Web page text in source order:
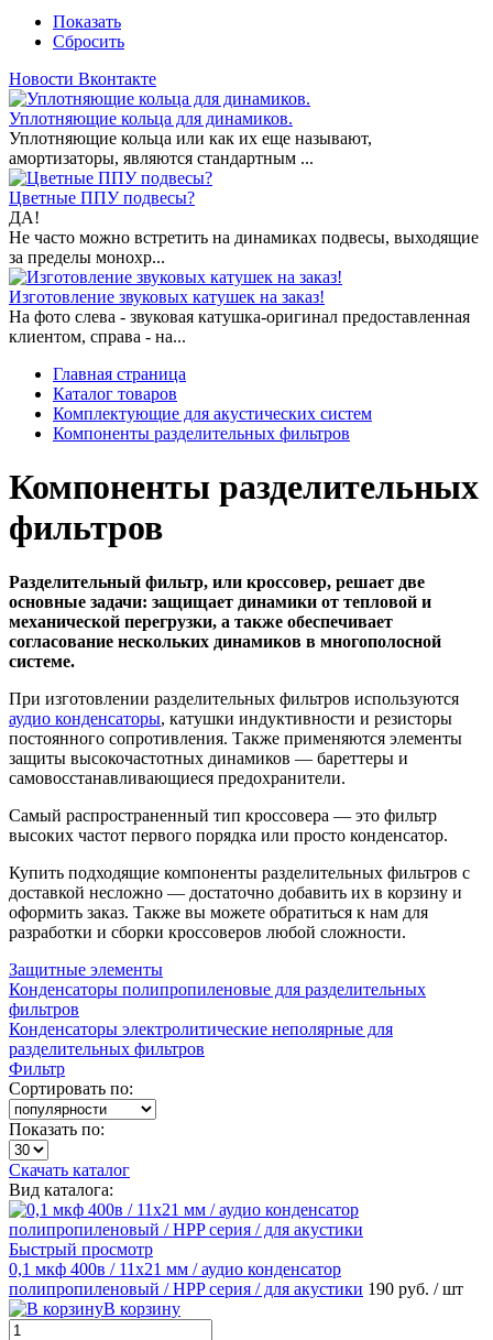
Показать
Сбросить
Новости Вконтакте
Уплотняющие кольца для динамиков.
Уплотняющие кольца или как их еще называют,
амортизаторы, являются стандартным ...
Цветные ППУ подвесы?
ДА!
Не часто можно встретить на динамиках подвесы, выходящие
за пределы монохр...
Изготовление звуковых катушек на заказ!
На фото слева - звуковая катушка-оригинал предоставленная
клиентом, справа - на...
Главная страница
Каталог товаров
Комплектующие для акустических систем
Компоненты разделительных фильтров
Компоненты разделительных
фильтров
Разделительный фильтр, или кроссовер, решает две
основные задачи: защищает динамики от тепловой и
механической перегрузки, а также обеспечивает
согласование нескольких динамиков в многополосной
системе.
При изготовлении разделительных фильтров используются
аудио конденсаторы, катушки индуктивности и резисторы
постоянного сопротивления. Также применяются элементы
защиты высокочастотных динамиков — бареттеры и
самовосстанавливающиеся предохранители.
Самый распространенный тип кроссовера — это фильтр
высоких частот первого порядка или просто конденсатор.
Купить подходящие компоненты разделительных фильтров с
доставкой несложно — достаточно добавить их в корзину и
оформить заказ. Также вы можете обратиться к нам для
разработки и сборки кроссоверов любой сложности.
Защитные элементы
Конденсаторы полипропиленовые для разделительных
фильтров
Конденсаторы электролитические неполярные для
разделительных фильтров
Фильтр
Сортировать по:
Показать по:
Скачать каталог
Вид каталога:
Быстрый просмотр
0,1 мкф 400в / 11х21 мм / аудио конденсатор
полипропиленовый / HPP серия / для акустики 190 руб. / шт
В корзину